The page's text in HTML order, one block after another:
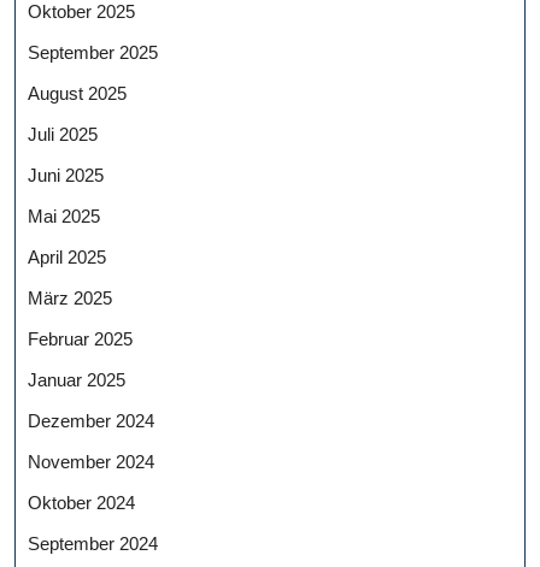
Oktober 2025
September 2025
August 2025
Juli 2025
Juni 2025
Mai 2025
April 2025
März 2025
Februar 2025
Januar 2025
Dezember 2024
November 2024
Oktober 2024
September 2024